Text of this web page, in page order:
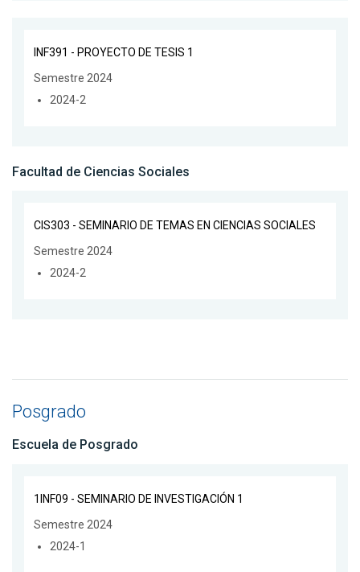
INF391 - PROYECTO DE TESIS 1
Semestre 2024
2024-2
Facultad de Ciencias Sociales
CIS303 - SEMINARIO DE TEMAS EN CIENCIAS SOCIALES
Semestre 2024
2024-2
Posgrado
Escuela de Posgrado
1INF09 - SEMINARIO DE INVESTIGACIÓN 1
Semestre 2024
2024-1